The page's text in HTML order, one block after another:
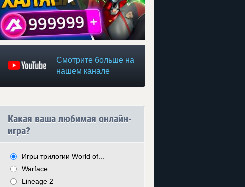
Смотрите больше на
нашем канале
Какая ваша любимая онлайн-
игра?
Игры трилогии World of...
Warface
Lineage 2